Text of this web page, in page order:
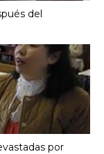
del
por